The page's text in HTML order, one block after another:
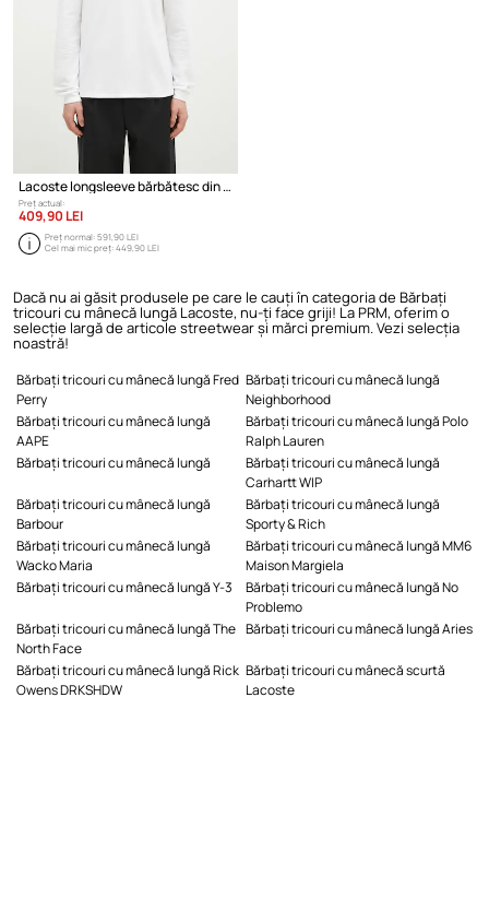
Lacoste longsleeve bărbătesc din bumbac
Preț actual:
409,90 LEI
Preț normal:591,90 LEI
Cel mai mic preț:449,90 LEI
Dacă nu ai găsit produsele pe care le cauți în categoria de Bărbați
tricouri cu mânecă lungă Lacoste, nu-ți face griji! La PRM, oferim o
selecție largă de articole streetwear și mărci premium. Vezi selecția
noastră!
Bărbați tricouri cu mânecă lungă Fred
Perry
Bărbați tricouri cu mânecă lungă
Neighborhood
Bărbați tricouri cu mânecă lungă
AAPE
Bărbați tricouri cu mânecă lungă Polo
Ralph Lauren
Bărbați tricouri cu mânecă lungă
Bărbați tricouri cu mânecă lungă
Carhartt WIP
Bărbați tricouri cu mânecă lungă
Barbour
Bărbați tricouri cu mânecă lungă
Sporty & Rich
Bărbați tricouri cu mânecă lungă
Wacko Maria
Bărbați tricouri cu mânecă lungă MM6
Maison Margiela
Bărbați tricouri cu mânecă lungă Y-3
Bărbați tricouri cu mânecă lungă No
Problemo
Bărbați tricouri cu mânecă lungă The
North Face
Bărbați tricouri cu mânecă lungă Aries
Bărbați tricouri cu mânecă lungă Rick
Owens DRKSHDW
Bărbați tricouri cu mânecă scurtă
Lacoste